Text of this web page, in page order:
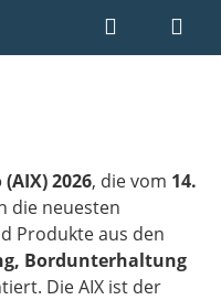
2026, die vom 14.
die neuesten
Produkte aus den
Bordunterhaltung
Die AIX ist der